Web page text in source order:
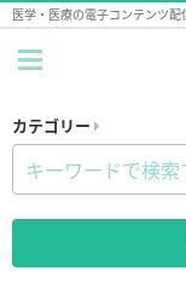
医学・医療の電子コンテンツ配
カテゴリー